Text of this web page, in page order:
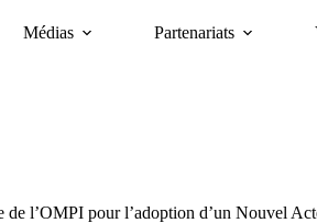
Médias Partenariats
l’OMPI pour l’adoption d’un Nouvel